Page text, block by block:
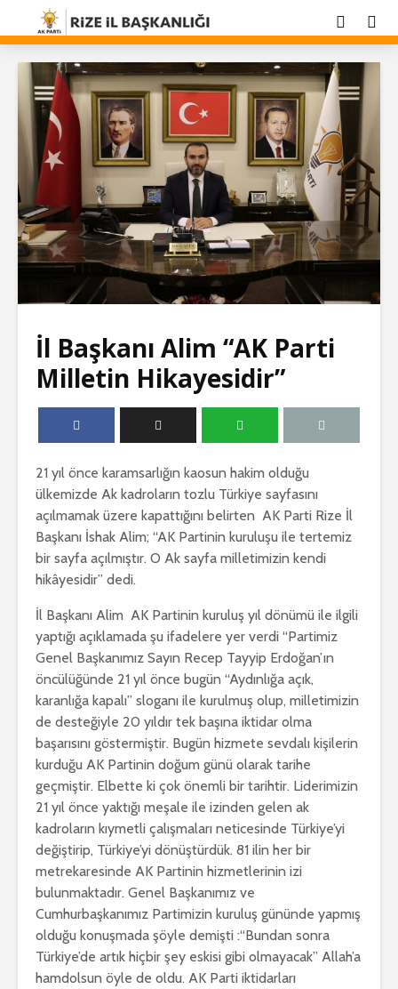
İl Başkanı Alim “AK Parti
Milletin Hikayesidir”
21 yıl önce karamsarlığın kaosun hakim olduğu
ülkemizde Ak kadroların tozlu Türkiye sayfasını
açılmamak üzere kapattığını belirten AK Parti Rize İl
Başkanı İshak Alim; “AK Partinin kuruluşu ile tertemiz
bir sayfa açılmıştır. O Ak sayfa milletimizin kendi
hikâyesidir” dedi.
İl Başkanı Alim AK Partinin kuruluş yıl dönümü ile ilgili
yaptığı açıklamada şu ifadelere yer verdi “Partimiz
Genel Başkanımız Sayın Recep Tayyip Erdoğan’ın
öncülüğünde 21 yıl önce bugün “Aydınlığa açık,
karanlığa kapalı” sloganı ile kurulmuş olup, milletimizin
de desteğiyle 20 yıldır tek başına iktidar olma
başarısını göstermiştir. Bugün hizmete sevdalı kişilerin
kurduğu AK Partinin doğum günü olarak tarihe
geçmiştir. Elbette ki çok önemli bir tarihtir. Liderimizin
21 yıl önce yaktığı meşale ile izinden gelen ak
kadroların kıymetli çalışmaları neticesinde Türkiye’yi
değiştirip, Türkiye’yi dönüştürdük. 81 ilin her bir
metrekaresinde AK Partinin hizmetlerinin izi
bulunmaktadır. Genel Başkanımız ve
Cumhurbaşkanımız Partimizin kuruluş gününde yapmış
olduğu konuşmada şöyle demişti :“Bundan sonra
Türkiye’de artık hiçbir şey eskisi gibi olmayacak” Allah’a
hamdolsun öyle de oldu. AK Parti iktidarları